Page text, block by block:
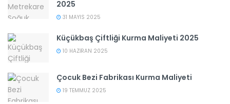
2025
31 MAYIS 2025
Küçükbaş Çiftliği Kurma Maliyeti 2025
10 HAZIRAN 2025
Çocuk Bezi Fabrikası Kurma Maliyeti
19 TEMMUZ 2025